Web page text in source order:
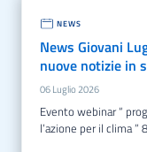
NEWS
News Giovani
nuove notizie in
06 Luglio 2026
evento webinar “ programma life: opportunità per l’ambiente e
l’azione per il clima